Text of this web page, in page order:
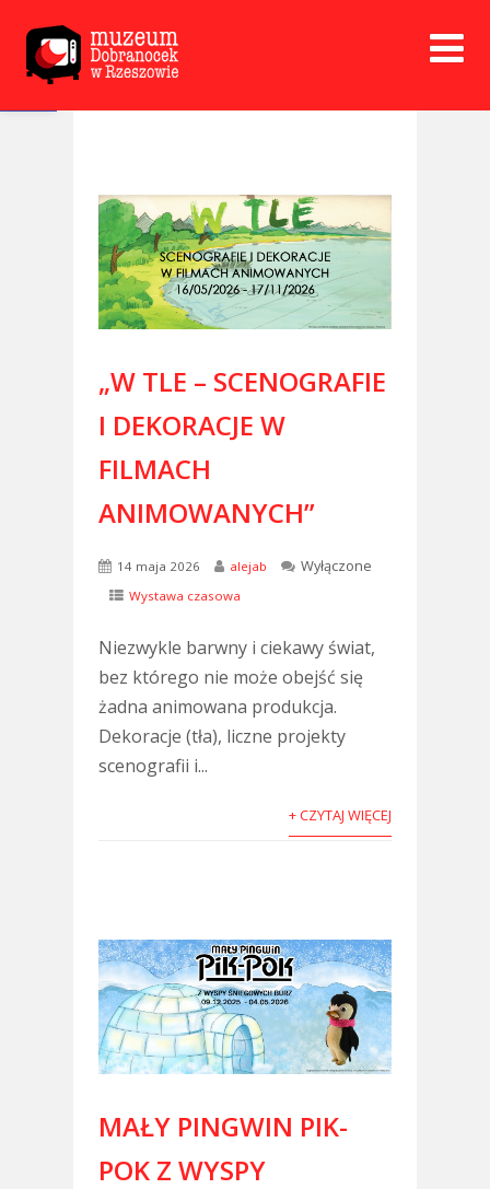
Open toolbar
„W TLE – SCENOGRAFIE
I DEKORACJE W
FILMACH
ANIMOWANYCH”
14 maja 2026 alejab Wyłączone
Wystawa czasowa
Niezwykle barwny i ciekawy świat,
bez którego nie może obejść się
żadna animowana produkcja.
Dekoracje (tła), liczne projekty
scenografii i...
+ CZYTAJ WIĘCEJ
MAŁY PINGWIN PIK-
POK Z WYSPY